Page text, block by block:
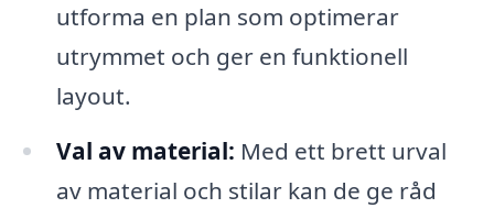
utforma en plan som optimerar
utrymmet och ger en funktionell
layout.
Val av material: Med ett brett urval
av material och stilar kan de ge råd